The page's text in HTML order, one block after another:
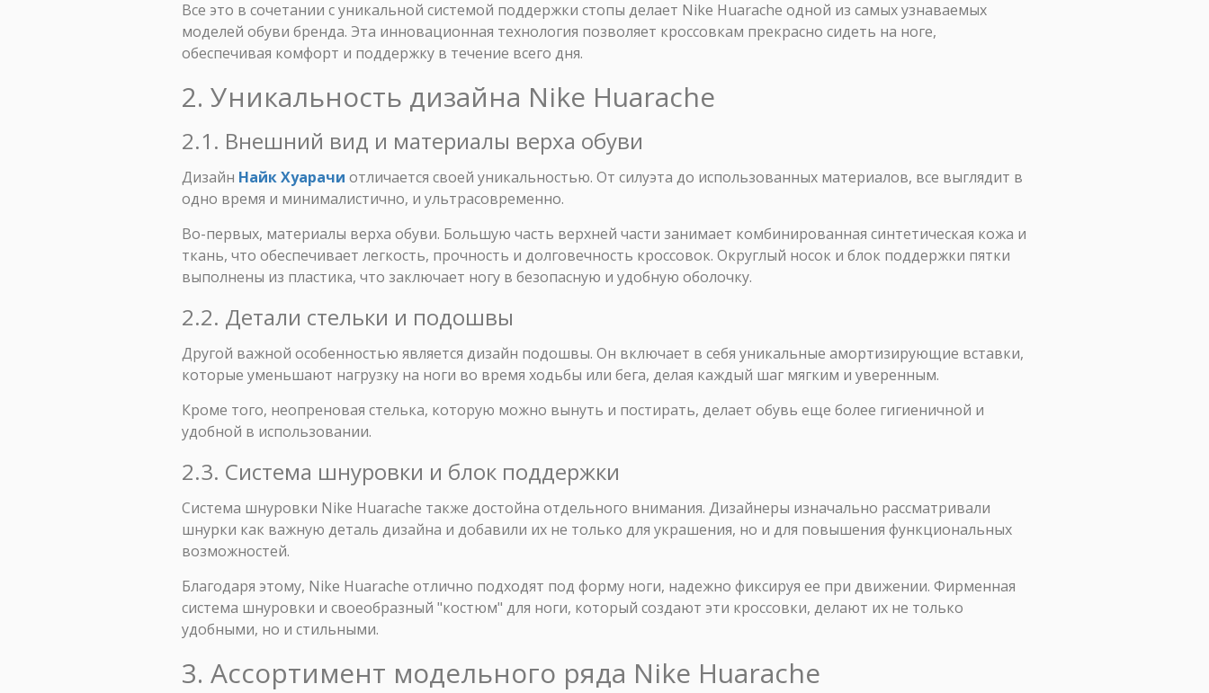
Все это в сочетании с уникальной системой поддержки стопы делает Nike Huarache одной из самых узнаваемых
моделей обуви бренда. Эта инновационная технология позволяет кроссовкам прекрасно сидеть на ноге,
обеспечивая комфорт и поддержку в течение всего дня.
2. Уникальность дизайна Nike Huarache
2.1. Внешний вид и материалы верха обуви
Дизайн Найк Хуарачи отличается своей уникальностью. От силуэта до использованных материалов, все выглядит в
одно время и минималистично, и ультрасовременно.
Во-первых, материалы верха обуви. Большую часть верхней части занимает комбинированная синтетическая кожа и
ткань, что обеспечивает легкость, прочность и долговечность кроссовок. Округлый носок и блок поддержки пятки
выполнены из пластика, что заключает ногу в безопасную и удобную оболочку.
2.2. Детали стельки и подошвы
Другой важной особенностью является дизайн подошвы. Он включает в себя уникальные амортизирующие вставки,
которые уменьшают нагрузку на ноги во время ходьбы или бега, делая каждый шаг мягким и уверенным.
Кроме того, неопреновая стелька, которую можно вынуть и постирать, делает обувь еще более гигиеничной и
удобной в использовании.
2.3. Система шнуровки и блок поддержки
Система шнуровки Nike Huarache также достойна отдельного внимания. Дизайнеры изначально рассматривали
шнурки как важную деталь дизайна и добавили их не только для украшения, но и для повышения функциональных
возможностей.
Благодаря этому, Nike Huarache отлично подходят под форму ноги, надежно фиксируя ее при движении. Фирменная
система шнуровки и своеобразный "костюм" для ноги, который создают эти кроссовки, делают их не только
удобными, но и стильными.
3. Ассортимент модельного ряда Nike Huarache